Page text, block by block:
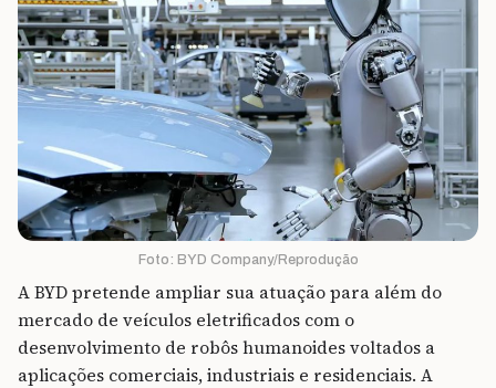
Foto: BYD Company/Reprodução
A BYD pretende ampliar sua atuação para além do
mercado de veículos eletrificados com o
desenvolvimento de robôs humanoides voltados a
aplicações comerciais, industriais e residenciais. A